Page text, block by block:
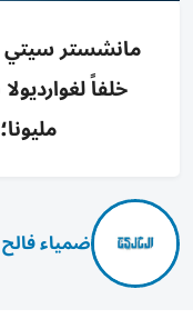
مانشستر سيتي
مليونا؛ عقد
ضمياء فالح